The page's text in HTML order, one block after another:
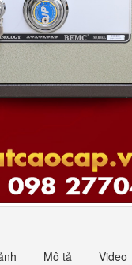
Mô tả Video